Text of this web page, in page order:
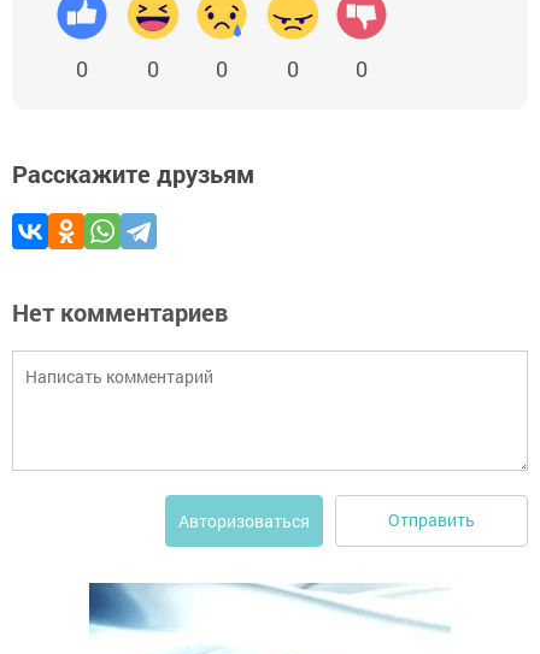
0 0 0 0 0
Расскажите друзьям
Нет комментариев
Авторизоваться Отправить